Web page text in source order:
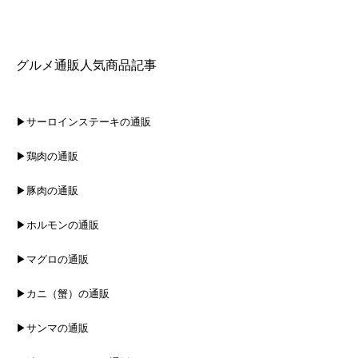
グルメ通販人気商品記事
▶サーロインステーキの通販
▶鶏肉の通販
▶豚肉の通販
▶ホルモンの通販
▶マグロの通販
▶カニ（蟹）の通販
▶サンマの通販